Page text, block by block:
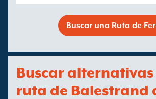
Buscar una Ruta de
Buscar alternativas
ruta de Balestrand